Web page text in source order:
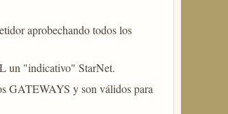
aprobechando todos los
un "indicativo" StarNet.
GATEWAYS y son válidos para